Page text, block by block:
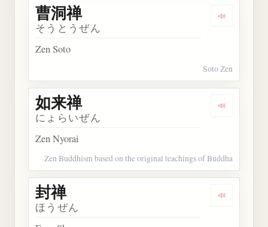
Dengarkan
曹洞禅
そうとうぜん
Zen Soto
Soto Zen
Dengarkan
如来禅
にょらいぜん
Zen Nyorai
Zen Buddhism based on the original teachings of Buddha
Dengarkan
封禅
ほうぜん